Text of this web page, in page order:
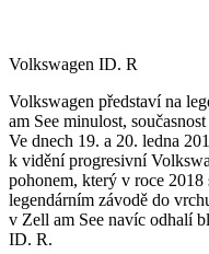
Volkswagen ID. R
Volkswagen představí na
am See minulost,
Ve dnech 19. a 20. ledna
k vidění progresivní
pohonem, který v roce
legendárním závodě do
v Zell am See navíc odhalí
ID. R.